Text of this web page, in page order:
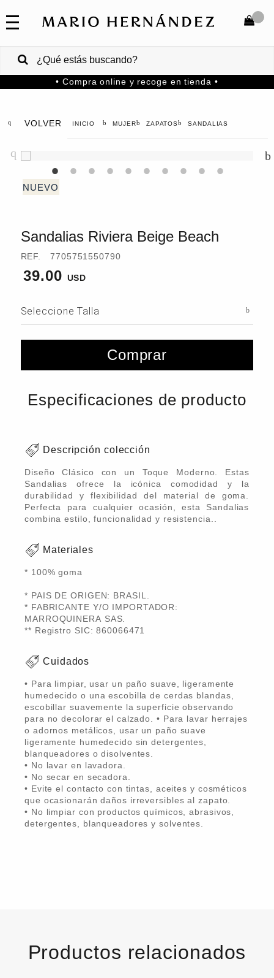
COLECCIONES
VENTAS
CORPORATIVAS
Venezuela
COMPRAR
• Compra online y recoge en tienda •
VOLVER MUJER ZAPATOS SANDALIAS
Sandalias Riviera Beige Beach
REF. 7705751550790
39.00
Seleccione Talla
Comprar
Especificaciones de producto
Descripción colección
Diseño Clásico con un Toque Moderno. Estas
Sandalias ofrece la icónica comodidad y la
durabilidad y flexibilidad del material de goma.
Perfecta para cualquier ocasión, esta Sandalias
combina estilo, funcionalidad y resistencia..
Materiales
* 100% goma
* PAIS DE ORIGEN: BRASIL.
* FABRICANTE Y/O IMPORTADOR:
MARROQUINERA SAS.
** Registro SIC: 860066471
Cuidados
• Para limpiar, usar un paño suave, ligeramente
humedecido o una escobilla de cerdas blandas,
escobillar suavemente la superficie observando
para no decolorar el calzado. • Para lavar herrajes
o adornos metálicos, usar un paño suave
ligeramente humedecido sin detergentes,
blanqueadores o disolventes.
• No lavar en lavadora.
• No secar en secadora.
• Evite el contacto con tintas, aceites y cosméticos
que ocasionarán daños irreversibles al zapato.
• No limpiar con productos químicos, abrasivos,
detergentes, blanqueadores y solventes.
Productos relacionados